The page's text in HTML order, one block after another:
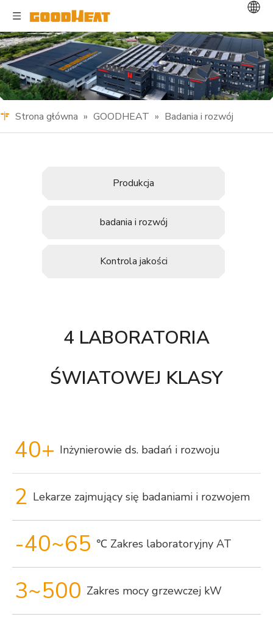
Strona główna » GOODHEAT » Badania i rozwój
Produkcja
badania i rozwój
Kontrola jakości
4 LABORATORIA
ŚWIATOWEJ KLASY
40+ Inżynierowie ds. badań i rozwoju
2 Lekarze zajmujący się badaniami i rozwojem
-40~65 ℃ Zakres laboratoryjny AT
3~500 Zakres mocy grzewczej kW